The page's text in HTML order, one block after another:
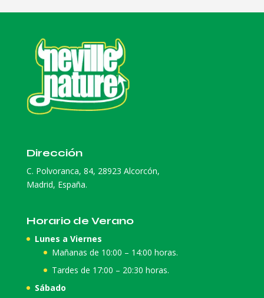
Dirección
C. Polvoranca, 84, 28923 Alcorcón,
Madrid, España.
Horario de Verano
Lunes a Viernes
Mañanas de 10:00 – 14:00 horas.
Tardes de 17:00 – 20:30 horas.
Sábado